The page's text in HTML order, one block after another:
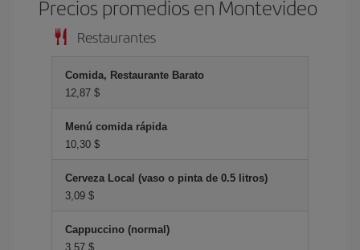
Precios promedios en Montevideo
Restaurantes
Comida, Restaurante Barato
12,87 $
Menú comida rápida
10,30 $
Cerveza Local (vaso o pinta de 0.5 litros)
3,09 $
Cappuccino (normal)
3,57 $